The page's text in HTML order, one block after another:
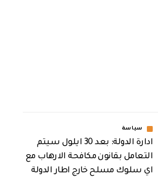
سياسة
ادارة الدولة: بعد 30 ايلول سيتم
التعامل بقانون مكافحة الارهاب مع
اي سلوك مسلح خارج اطار الدولة